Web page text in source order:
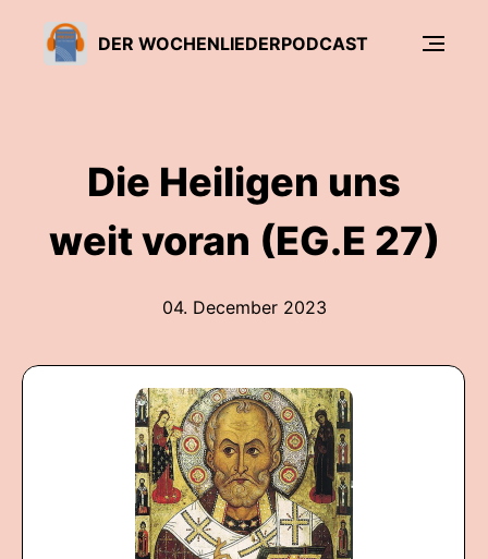
DER WOCHENLIEDERPODCAST
Die Heiligen uns
weit voran (EG.E 27)
04. December 2023